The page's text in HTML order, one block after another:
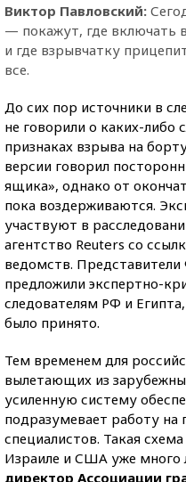
Виктор Павловский:
— покажут, где включать
и где взрывчатку
все.
До сих пор источники в
не говорили о каких-либо
признаках взрыва на
версии говорил
ящика», однако от
пока воздерживаются.
участвуют в
агентство Reuters со
ведомств.
предложили экспертно-
следователям РФ и
было принято.
Тем временем для
вылетающих из
усиленную систему
подразумевает работу на
специалистов. Такая
Израиле и США уже много
директор Ассоциации